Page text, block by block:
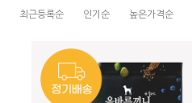
최근등록순 인기순 높은가격순